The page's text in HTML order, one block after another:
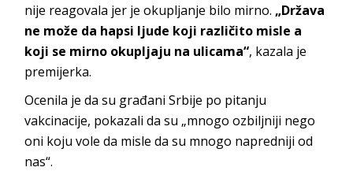
nije reagovala jer je okupljanje bilo mirno. „Država
ne može da hapsi ljude koji različito misle a
koji se mirno okupljaju na ulicama“, kazala je
premijerka.
Ocenila je da su građani Srbije po pitanju
vakcinacije, pokazali da su „mnogo ozbiljniji nego
oni koju vole da misle da su mnogo napredniji od
nas“.